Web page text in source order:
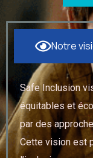
Notre
Safe Inclusion
équitables et
par des
Cette vision est